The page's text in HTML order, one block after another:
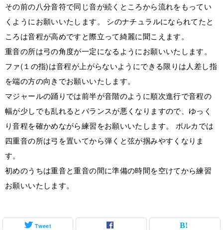
その前の八分音符で同じ音が続くところから流れをもってい
くようにお願いいたします。 シのナチュラルになられてたと
ころは音程が高めですと際立って綺麗に聞こえます。
重音の所は弓の角度が一定になるようにお願いいたします。
ファ(１の指)は音程が上がらないようにできる限りは人差し指
を端の方の向きでお願いいたします。
マジャールの踊りでは前半が音階のように順次進行で音程の
幅が少しでも乱れるとバランスが悪くなりますので、ゆっく
り音程を確かめながら練習をお願いいたします。 ポルカでは
四重音の所は弓を置いてから弾くと弦が掴みやすくなりま
す。
初めのうちは重音と重音の間に準備の時間を空けてから練習
お願いいたします。
Tweet